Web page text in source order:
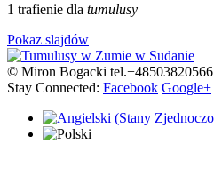
1 trafienie dla tumulusy
Pokaz slajdów
© Miron Bogacki tel.+48503820566
Stay Connected: Facebook Google+